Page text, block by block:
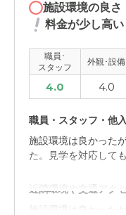
施設環境の良さ
料金が少し高い
職員･
スタッフ
外観･設備
4.0 4.0
職員・スタッフ・他
施設環境は良かった
た。見学を対応して
近隣環境や交通アク
施設環境は良かった